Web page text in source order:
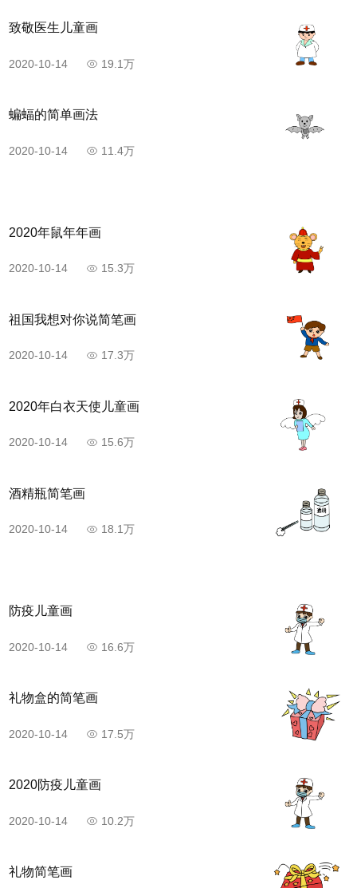
致敬医生儿童画
2020-10-14 19.1万
蝙蝠的简单画法
2020-10-14 11.4万
2020年鼠年年画
2020-10-14 15.3万
祖国我想对你说简笔画
2020-10-14 17.3万
2020年白衣天使儿童画
2020-10-14 15.6万
酒精瓶简笔画
2020-10-14 18.1万
防疫儿童画
2020-10-14 16.6万
礼物盒的简笔画
2020-10-14 17.5万
2020防疫儿童画
2020-10-14 10.2万
礼物简笔画